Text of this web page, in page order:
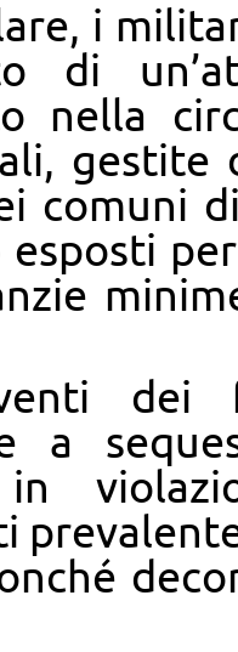
i
di
nella
gestite
comuni
esposti
dei
a